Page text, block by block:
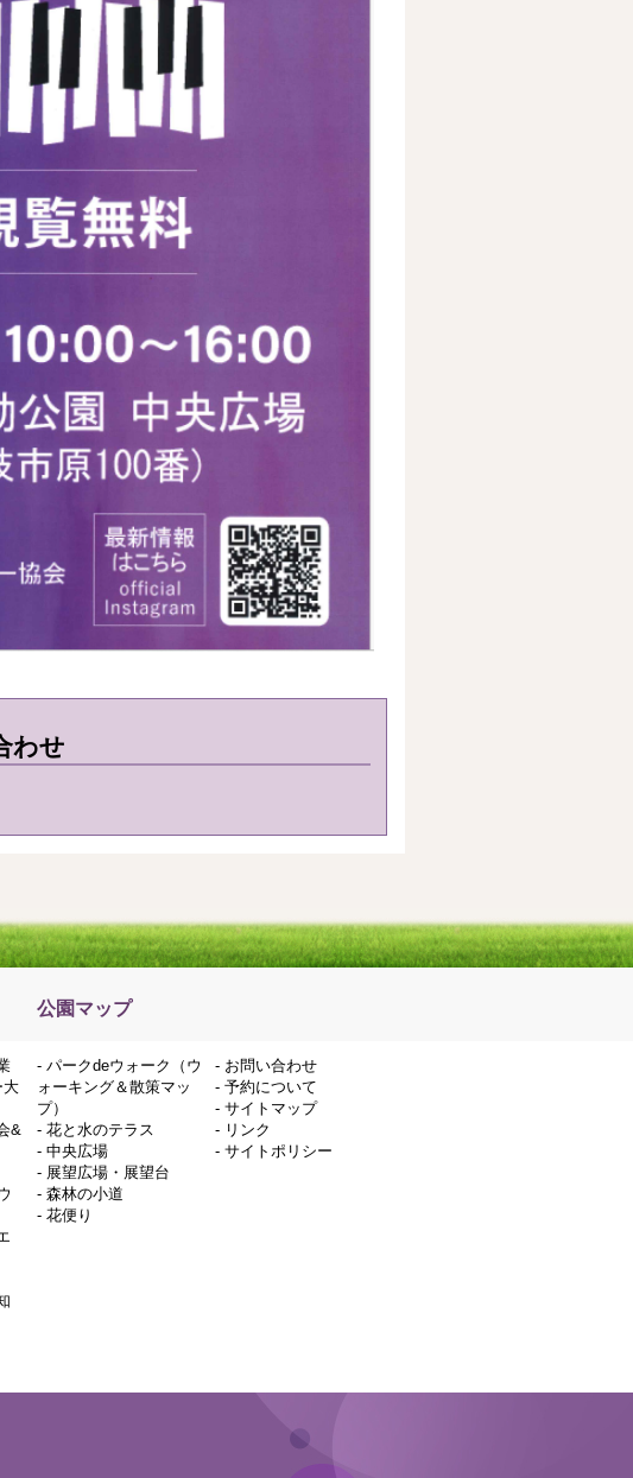
わせ
公園マップ
大
&
- パークdeウォーク（ウ
ォーキング＆散策マッ
プ）
- 花と水のテラス
- 中央広場
- 展望広場・展望台
- 森林の小道
- 花便り
- お問い合わせ
- 予約について
- サイトマップ
- リンク
- サイトポリシー